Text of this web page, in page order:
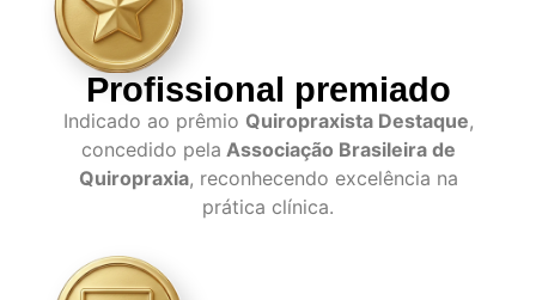
Profissional premiado
Indicado ao prêmio Quiropraxista Destaque,
concedido pela Associação Brasileira de
Quiropraxia, reconhecendo excelência na
prática clínica.